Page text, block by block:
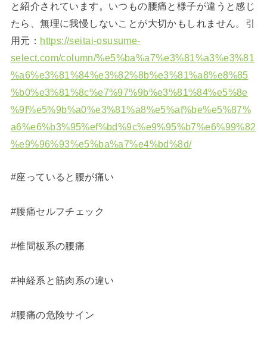
と紹介されています。いつもの腰痛と様子が違うと感じ
たら、無理に我慢しないことが大切かもしれません。引
用元： https://seitai-osusume-
select.com/column/%e5%ba%a7%e3%81%a3%e3%81
%a6%e3%81%84%e3%82%8b%e3%81%a8%e8%85
%b0%e3%81%8c%e7%97%9b%e3%81%84%e5%8e
%9f%e5%9b%a0%e3%81%a8%e5%af%be%e5%87%
a6%e6%b3%95%ef%bd%9c%e9%95%b7%e6%99%82
%e9%96%93%e5%ba%a7%e4%bd%8d/
#座っていると腰が痛い
#腰痛セルフチェック
#椎間板系の腰痛
#神経系と筋肉系の違い
#腰痛の危険サイン